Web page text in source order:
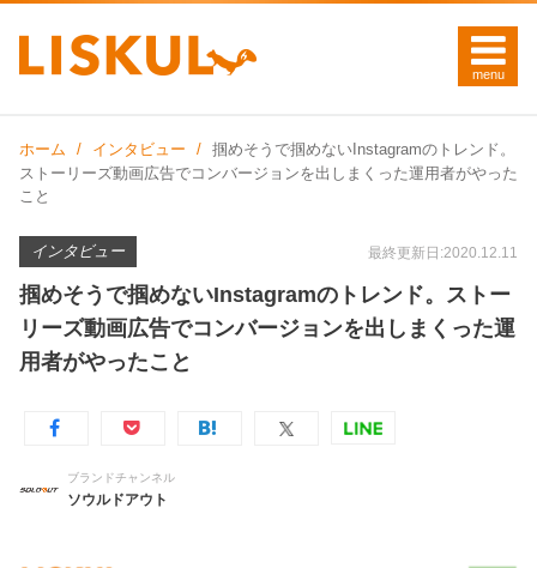
ホーム インタビュー
掴めそうで掴めないInstagramのトレンド。
ストーリーズ動画広告でコンバージョンを出しまくった運用者がやった
こと
インタビュー 最終更新日:2020.12.11
掴めそうで掴めないInstagramのトレンド。ストー
リーズ動画広告でコンバージョンを出しまくった運
用者がやったこと
ブランドチャンネル
ソウルドアウト